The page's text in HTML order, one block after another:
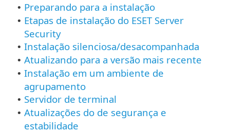
• Preparando para a instalação
• Etapas de instalação do ESET Server
Security
• Instalação silenciosa/desacompanhada
• Atualizando para a versão mais recente
• Instalação em um ambiente de
agrupamento
• Servidor de terminal
• Atualizações do de segurança e
estabilidade